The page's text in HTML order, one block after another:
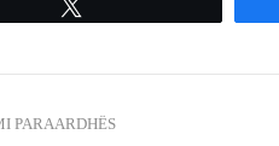
PARAARDHËS